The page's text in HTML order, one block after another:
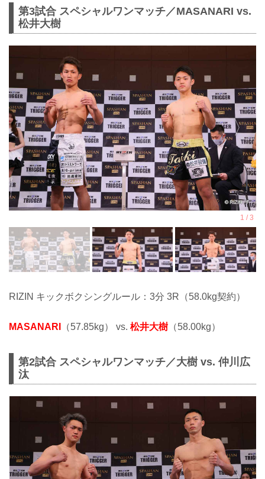
第3試合 スペシャルワンマッチ／MASANARI vs.
松井大樹
RIZIN キックボクシングルール：3分 3R（58.0kg契約）
MASANARI （57.85kg） vs. 松井大樹 （58.00kg）
第2試合 スペシャルワンマッチ／大樹 vs. 仲川広
汰